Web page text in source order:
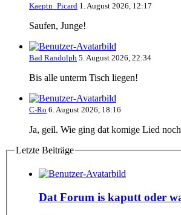
Kaeptn_Picard 1. August 2026, 12:17
Saufen, Junge!
Bad Randolph 5. August 2026, 22:34
Bis alle unterm Tisch liegen!
C-Ro 6. August 2026, 18:16
Ja, geil. Wie ging dat komige Lied
Letzte Beiträge
Dat Forum is kaputt oder